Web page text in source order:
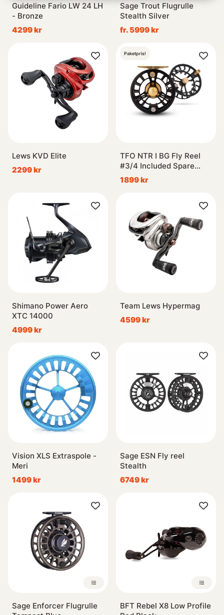
Guideline Fario LW 24 LH
- Bronze
4299 kr
Sage Trout Flugrulle
Stealth Silver
fr. 5999 kr
Lews KVD Elite
2299 kr
Paketpris!
TFO NTR I BG Fly Reel
#3/4 Included Spare
Spool
1899 kr
Shimano Power Aero
XTC 14000
4999 kr
Team Lews Hypermag
4599 kr
Vision XLS Extraspole -
Meri
1499 kr
Sage ESN Fly reel
Stealth
6749 kr
Sage Enforcer Flugrulle
BFT Rebel X8 Low Profile